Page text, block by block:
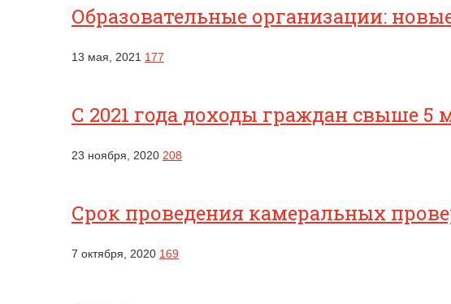
Образовательные организации:
13 мая, 2021 177
С 2021 года доходы граждан свыше 5
23 ноября, 2020 208
Срок проведения камеральных
7 октября, 2020 169